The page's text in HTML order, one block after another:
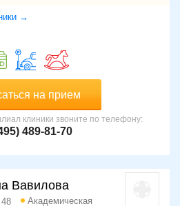
→
на прием
клиники звоните по телефону:
489-81-70
Вавилова
Академическая